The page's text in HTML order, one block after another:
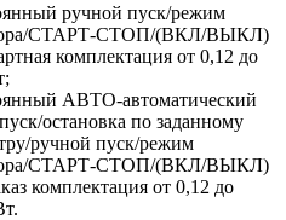
ручной пуск/режим
СТАРТ-СТОП/(ВКЛ/ВЫКЛ)
комплектация от 0,12 до
АВТО-автоматический
остановка по заданному
ручной пуск/режим
СТАРТ-СТОП/(ВКЛ/ВЫКЛ)
комплектация от 0,12 до